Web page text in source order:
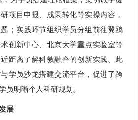
项目申报、成果转化等实操内容，
；实践环节组织学员分组前往翼鸥
创新中心、北京大学重点实验室等
距离了解科教融合的创新实践。此
学员沙龙搭建交流平台，促进了跨
员明晰个人科研规划。
展